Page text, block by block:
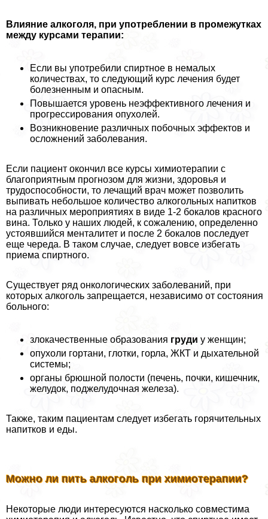
Влияние алкоголя, при употрeблении в промежутках
между курсами терапии:
Если вы употребили спиртное в немалых
количествах, то следующий курс лечения будет
болезненным и опасным.
Повышается уровень неэффективного лечения и
прогрессирования опухолей.
Возникновение различных побочных эффектов и
осложнений заболевания.
Если пациент окончил все курсы химиотерапии с
благоприятным прогнозом для жизни, здоровья и
трудоспособности, то лечащий врач может позволить
выпивать небольшое количество алкогольных напитков
на различных мероприятиях в виде 1-2 бокалов красного
вина. Только у наших людей, к сожалению, определенно
устоявшийся менталитет и после 2 бокалов последует
еще череда. В таком случае, следует вовсе избегать
приема спиртного.
Существует ряд oнкoлoгических заболеваний, при
которых алкоголь запрещается, независимо от состояния
больного:
злокачественные образования гpyди у женщин;
опухоли гортани, глотки, горла, ЖКТ и дыхательной
системы;
органы брюшной полости (печень, почки, кишечник,
желудок, поджелудочная железа).
Также, таким пациентам следует избегать горячительных
напитков и еды.
Можно ли пить алкоголь при химиотерапии?
Некоторые люди интересуются насколько совместима